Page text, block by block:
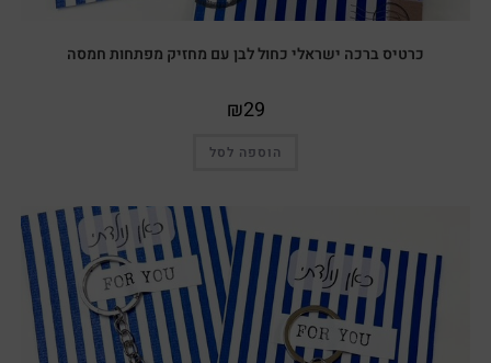
כרטיס ברכה ישראלי כחול לבן עם מחזיק מפתחות חמסה
₪29
הוספה לסל